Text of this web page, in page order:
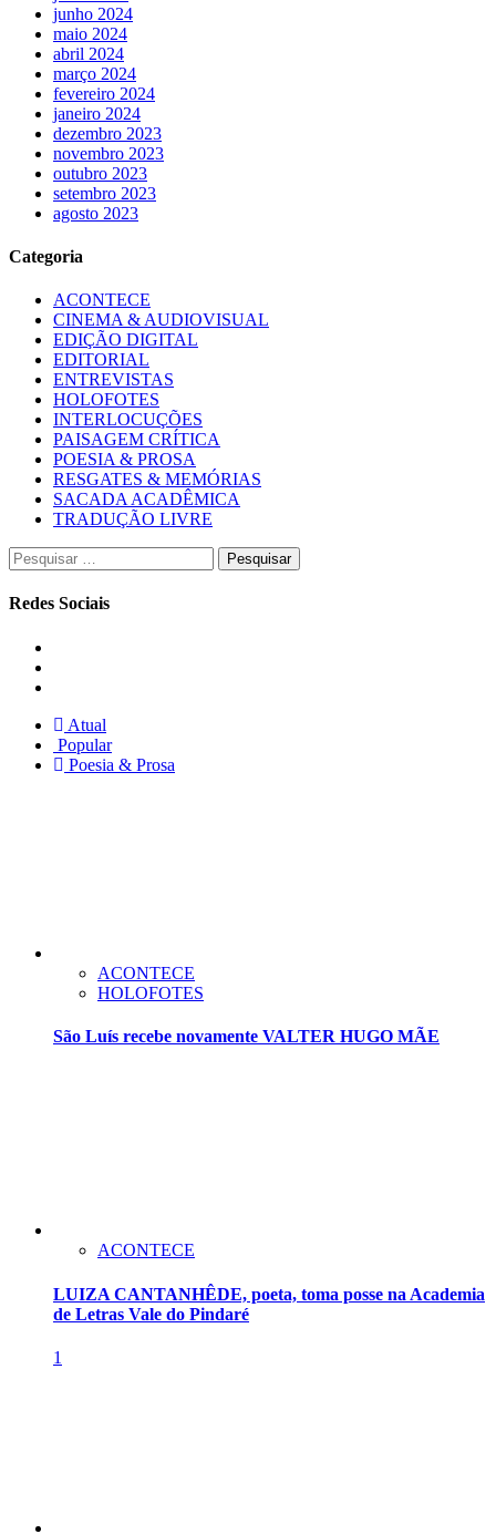
junho 2024
maio 2024
abril 2024
março 2024
fevereiro 2024
janeiro 2024
dezembro 2023
novembro 2023
outubro 2023
setembro 2023
agosto 2023
Categoria
ACONTECE
CINEMA & AUDIOVISUAL
EDIÇÃO DIGITAL
EDITORIAL
ENTREVISTAS
HOLOFOTES
INTERLOCUÇÕES
PAISAGEM CRÍTICA
POESIA & PROSA
RESGATES & MEMÓRIAS
SACADA ACADÊMICA
TRADUÇÃO LIVRE
Pesquisar
por:
Redes Sociais
Atual
Popular
Poesia & Prosa
ACONTECE
HOLOFOTES
São Luís recebe novamente VALTER HUGO MÃE
ACONTECE
LUIZA CANTANHÊDE, poeta, toma posse na Academia
de Letras Vale do Pindaré
1